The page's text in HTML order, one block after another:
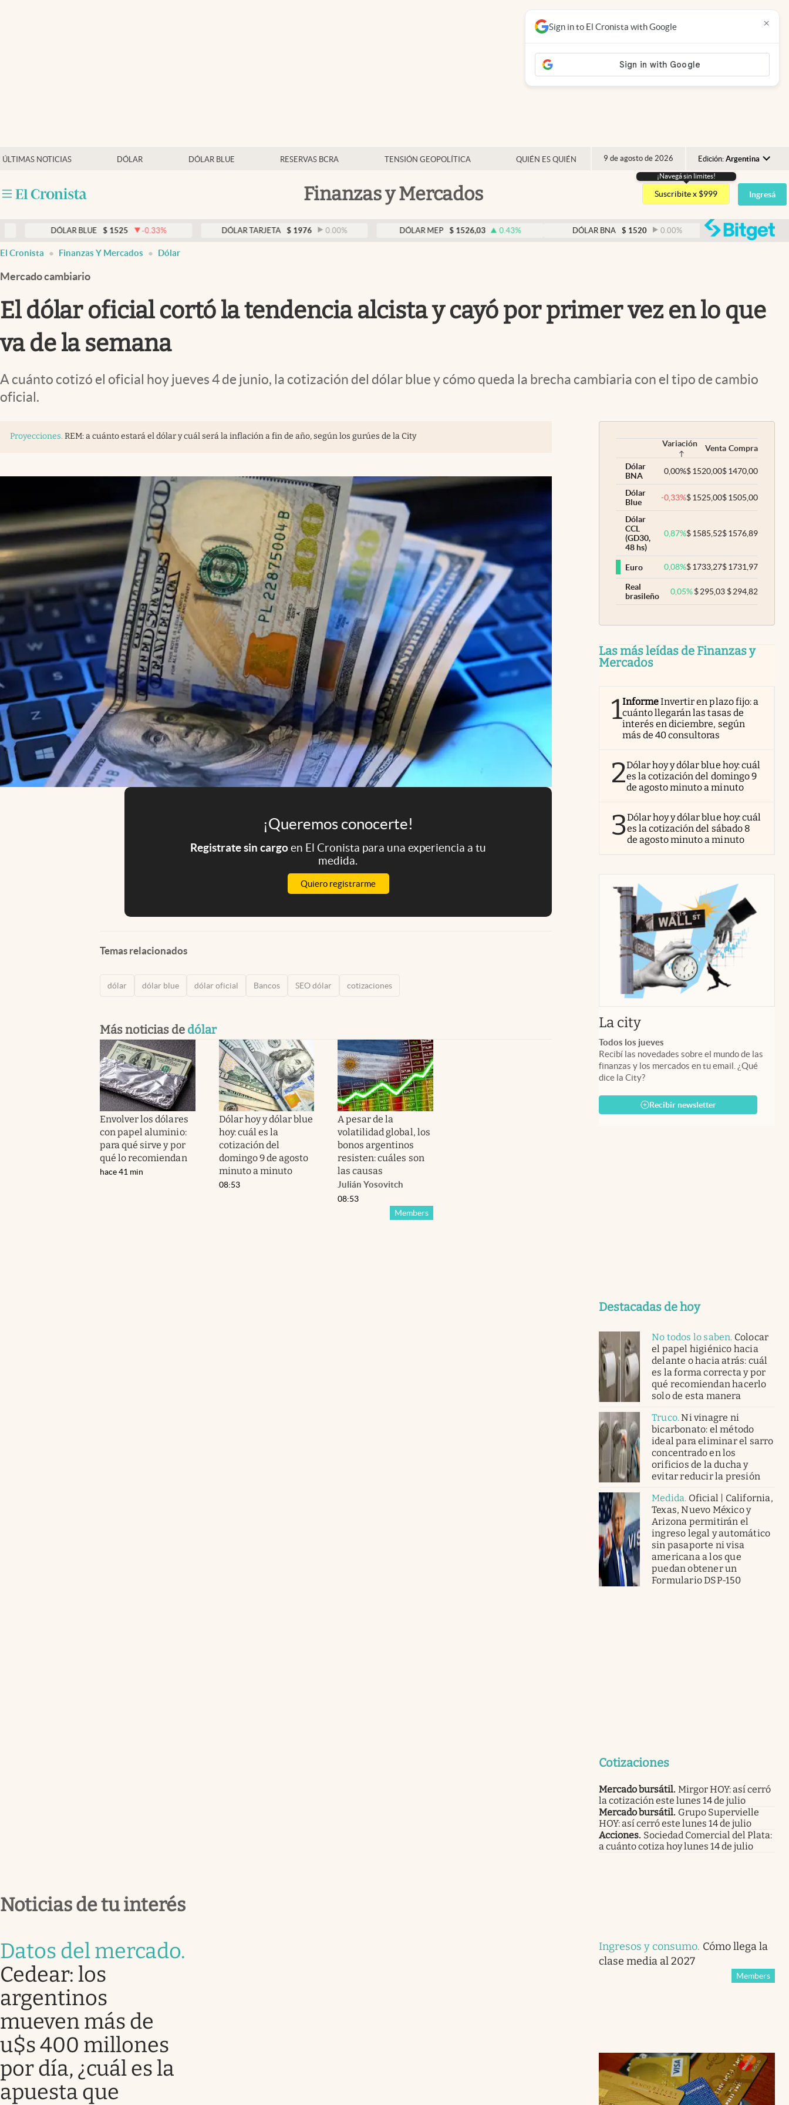
ÚLTIMAS NOTICIAS DÓLAR DÓLAR BLUE RESERVAS BCRA TENSIÓN GEOPOLÍTICA QUIÉN ES QUIÉN 9 de agosto de 2026 Edición: Argentina
Argentina
España
USA
Finanzas y Mercados
Mercados Online
Otras secciones
Clima
Mundial 2026
El Cronista Studio
Mediakit
¡Navegá sin limites!
Suscribite x $999 Ingresá
DÓLAR BLUE $ 1525 -0.33% DÓLAR TARJETA $ 1976 0.00% DÓLAR MEP $ 1526,03 0.43% DÓLAR BNA $ 1520 0.00% DÓLAR BLUE $ 1525
Sign in to El Cronista with Google ×
El Cronista Finanzas Y Mercados Dólar
Mercado cambiario
El dólar oficial cortó la tendencia alcista y cayó por primer vez en lo que
va de la semana
A cuánto cotizó el oficial hoy jueves 4 de junio, la cotización del dólar blue y cómo queda la brecha cambiaria con el tipo de cambio
oficial.
Proyecciones. REM: a cuánto estará el dólar y cuál será la inflación a fin de año, según los gurúes de la City
¡Queremos conocerte!
Registrate sin cargoen El Cronista para una experiencia a tu
medida.
Quiero registrarme
Temas relacionados
dólar dólar blue dólar oficial Bancos SEO dólar cotizaciones
Más noticias de dólar
Envolver los dólares
con papel aluminio:
para qué sirve y por
qué lo recomiendan
hace 41 min
Dólar hoy y dólar blue
hoy: cuál es la
cotización del
domingo 9 de agosto
minuto a minuto
08:53
A pesar de la
volatilidad global, los
bonos argentinos
resisten: cuáles son
las causas
Julián Yosovitch
Members
08:53
Variación Venta Compra
Dólar
BNA
0,00%$1520,00$1470,00
Dólar
Blue
-0,33%$1525,00$1505,00
Dólar
CCL
(GD30,
48 hs)
0,87%$1585,52$1576,89
Euro 0,08%$1733,27$1731,97
Real
brasileño
0,05% $295,03 $294,82
Las más leídas de Finanzas y
Mercados
1InformeInvertir en plazo fijo: a
cuánto llegarán las tasas de
interés en diciembre, según
más de 40 consultoras
2Dólar hoy y dólar blue hoy: cuál
es la cotización del domingo 9
de agosto minuto a minuto
3Dólar hoy y dólar blue hoy: cuál
es la cotización del sábado 8
de agosto minuto a minuto
La cityabre en nueva pestaña
Todos los jueves
Recibí las novedades sobre el mundo de las
finanzas y los mercados en tu email. ¿Qué
dice la City?
Recibir newsletter
Destacadas de hoy
No todos lo saben. Colocar
el papel higiénico hacia
delante o hacia atrás: cuál
es la forma correcta y por
qué recomiendan hacerlo
solo de esta manera
Truco.Ni vinagre ni
bicarbonato: el método
ideal para eliminar el sarro
concentrado en los
orificios de la ducha y
evitar reducir la presión
Medida. Oficial | California,
Texas, Nuevo México y
Arizona permitirán el
ingreso legal y automático
sin pasaporte ni visa
americana a los que
puedan obtener un
Formulario DSP-150
Cotizaciones
Mercado bursátil. Mirgor HOY: así cerró
la cotización este lunes 14 de julio
Mercado bursátil. Grupo Supervielle
HOY: así cerró este lunes 14 de julio
Acciones. Sociedad Comercial del Plata:
a cuánto cotiza hoy lunes 14 de julio
Noticias de tu interés
Datos del mercado.
Cedear: los
argentinos
mueven más de
u$s 400 millones
por día, ¿cuál es la
apuesta que
Ingresos y consumo. Cómo llega la
clase media al 2027
Members